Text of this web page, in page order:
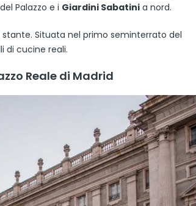
Palazzo e i Giardini Sabatini a nord.
stante. Situata nel primo seminterrato del
di cucine reali.
Reale di Madrid